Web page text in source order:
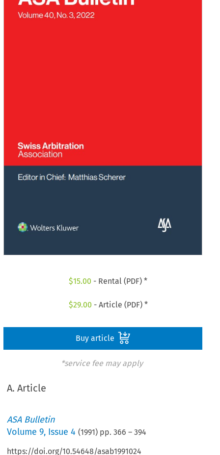
$15.00 - Rental (PDF) *
$29.00 - Article (PDF) *
Buy article
*service fee may apply
A. Article
ASA Bulletin
Volume9, Issue 4 (1991) pp.366 –394
https://doi.org/10.54648/asab1991024